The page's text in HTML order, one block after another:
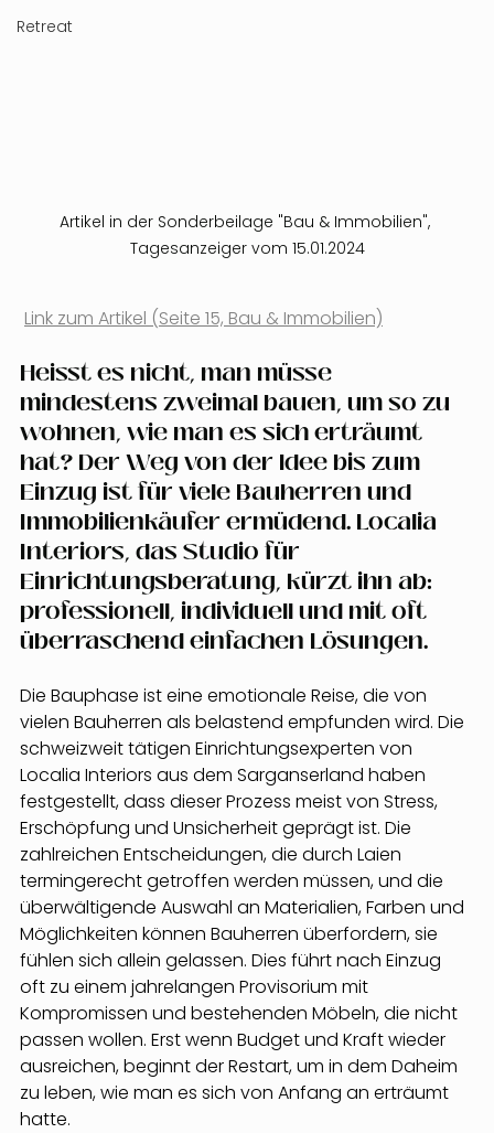
Retreat
Artikel in der Sonderbeilage "Bau & Immobilien",
Tagesanzeiger vom 15.01.2024
Link zum Artikel (Seite 15, Bau & Immobilien)
Heisst es nicht, man müsse
mindestens zweimal bauen, um so zu
wohnen, wie man es sich erträumt
hat? Der Weg von der Idee bis zum
Einzug ist für viele Bauherren und
Immobilienkäufer ermüdend. Localia
Interiors, das Studio für
Einrichtungsberatung, kürzt ihn ab:
professionell, individuell und mit oft
überraschend einfachen Lösungen.
Die Bauphase ist eine emotionale Reise, die von
vielen Bauherren als belastend empfunden wird. Die
schweizweit tätigen Einrichtungsexperten von
Localia Interiors aus dem Sarganserland haben
festgestellt, dass dieser Prozess meist von Stress,
Erschöpfung und Unsicherheit geprägt ist. Die
zahlreichen Entscheidungen, die durch Laien
termingerecht getroffen werden müssen, und die
überwältigende Auswahl an Materialien, Farben und
Möglichkeiten können Bauherren überfordern, sie
fühlen sich allein gelassen. Dies führt nach Einzug
oft zu einem jahrelangen Provisorium mit
Kompromissen und bestehenden Möbeln, die nicht
passen wollen. Erst wenn Budget und Kraft wieder
ausreichen, beginnt der Restart, um in dem Daheim
zu leben, wie man es sich von Anfang an erträumt
hatte.